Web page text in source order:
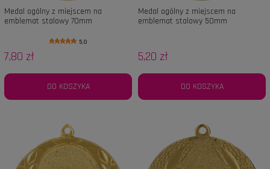
Medal ogólny z miejscem na
emblemat stalowy 70mm
5.0
7,80 zł
DO KOSZYKA
Medal ogólny z miejscem na
emblemat stalowy 50mm
5,20 zł
DO KOSZYKA